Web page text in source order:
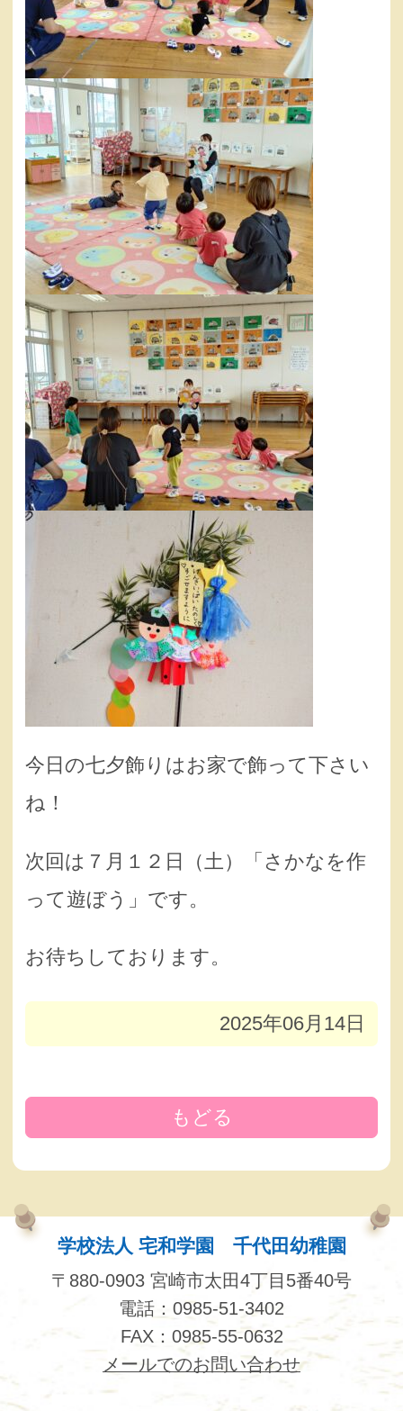
今日の七夕飾りはお家で飾って下さい
ね！
次回は７月１２日（土）「さかなを作
って遊ぼう」です。
お待ちしております。
2025年06月14日
もどる
学校法人 宅和学園 千代田幼稚園
〒880-0903 宮崎市太田4丁目5番40号
電話：0985-51-3402
FAX：0985-55-0632
メールでのお問い合わせ